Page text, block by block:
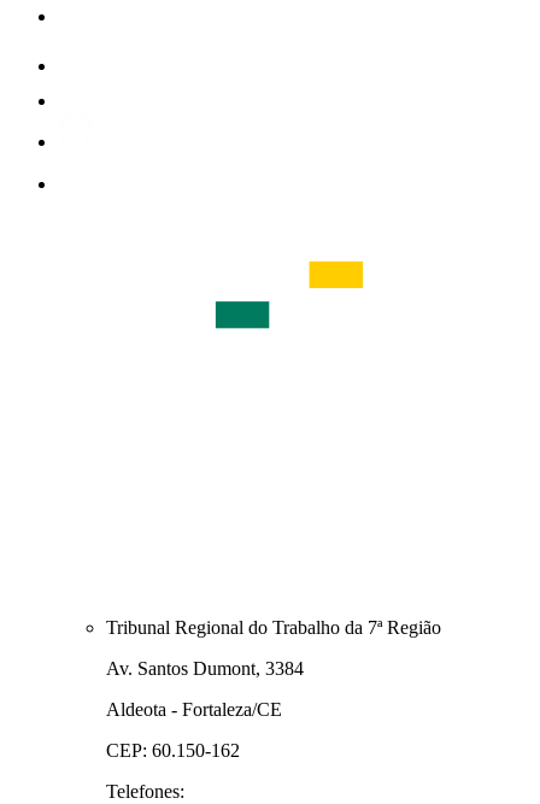
Tribunal Regional do Trabalho da 7ª Região
Av. Santos Dumont, 3384
Aldeota - Fortaleza/CE
CEP: 60.150-162
Telefones: